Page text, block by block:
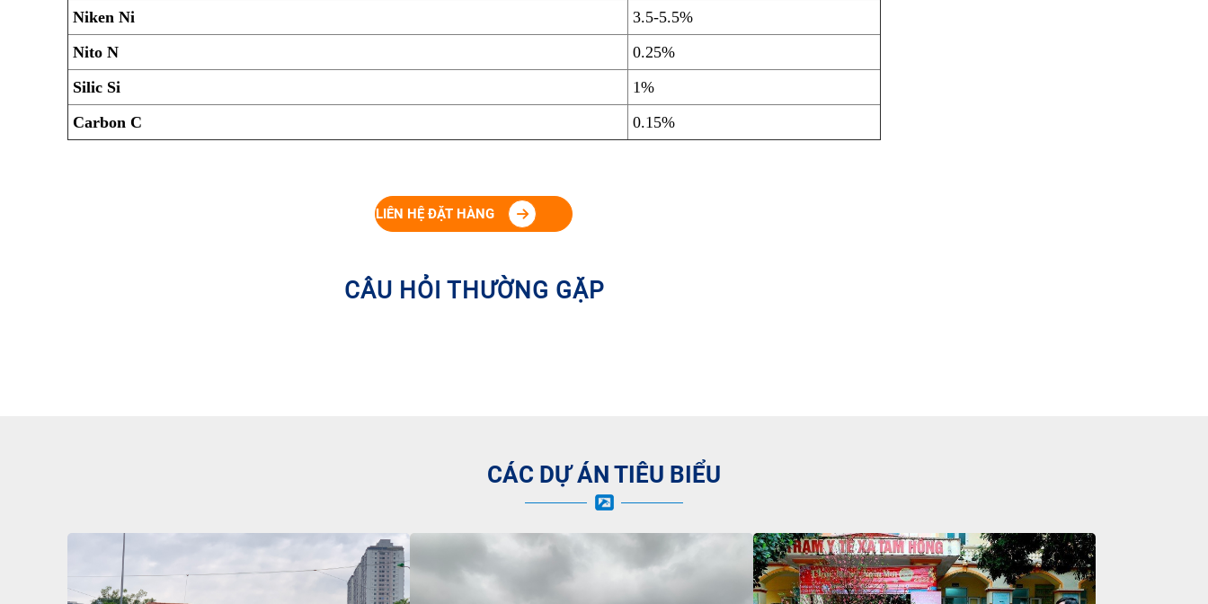
Niken Ni
3.5-5.5%
Nito N
0.25%
Silic Si
1%
Carbon C
0.15%
LIÊN HỆ ĐẶT HÀNG
CÂU HỎI THƯỜNG GẶP
CÁC DỰ ÁN TIÊU BIỂU